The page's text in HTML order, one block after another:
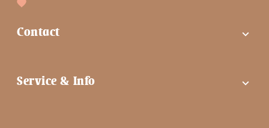
Contact expand_more
Contactgegevens
Service & Info expand_more